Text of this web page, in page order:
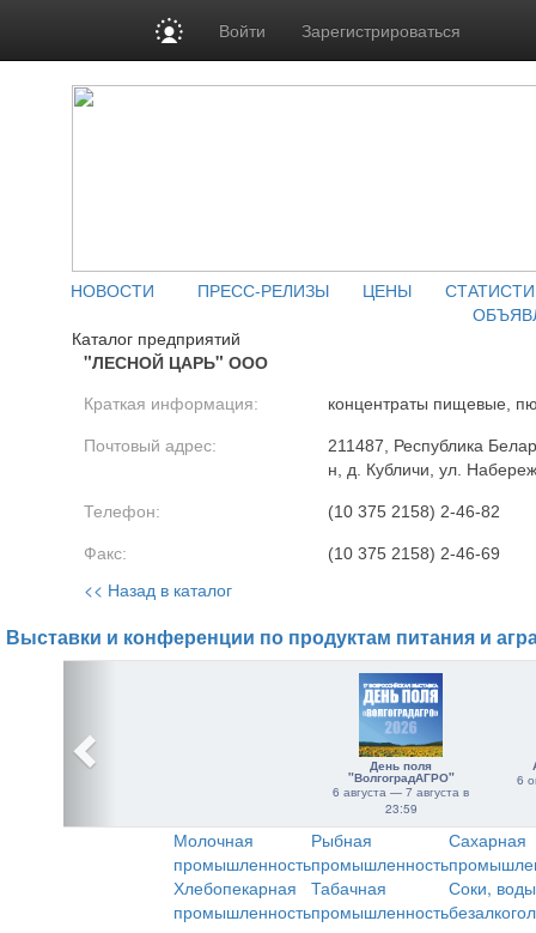
Войти Зарегистрироваться
НОВОСТИ ПРЕСС-РЕЛИЗЫ ЦЕНЫ
Каталог предприятий
"ЛЕСНОЙ ЦАРЬ" ООО
Краткая информация: концентраты пищевые,
Почтовый адрес:
211487, Республика
н, д. Кубличи, ул.
Телефон: (10 375 2158) 2-46-82
Факс: (10 375 2158) 2-46-69
<< Назад в каталог
Выставки и конференции по продуктам питания и
День поля
"ВолгоградАГРО"
6 августа — 7 августа в
23:59
6
Молочная
промышленность
Рыбная
промышленность
Сахарная
Хлебопекарная
промышленность
Табачная
промышленность
Соки,